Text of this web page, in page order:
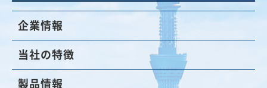
企業情報
当社の特徴
製品情報